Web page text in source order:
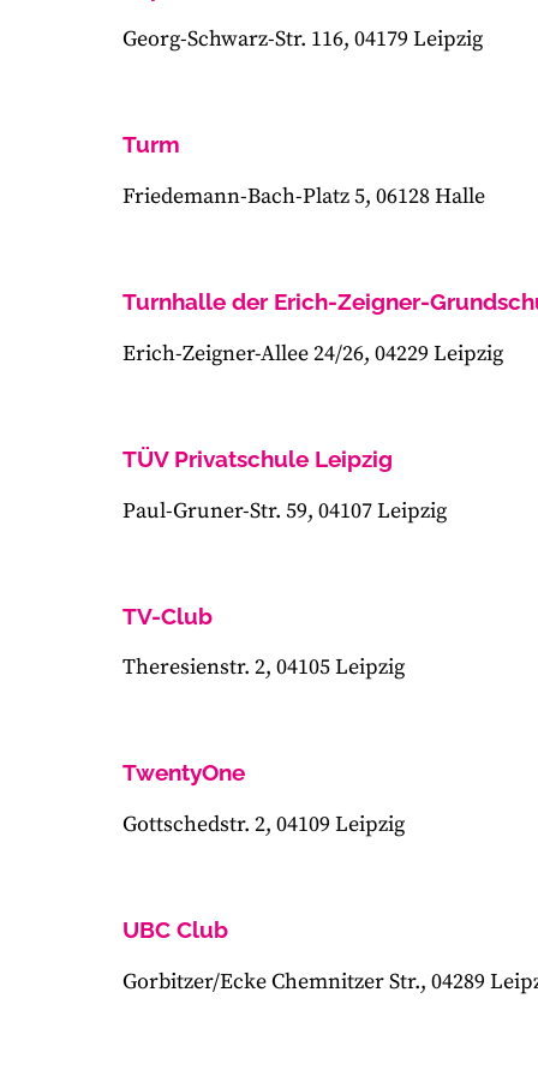
Georg-Schwarz-Str. 116, 04179 Leipzig
Turm
Friedemann-Bach-Platz 5, 06128 Halle
Turnhalle der Erich-Zeigner-
Erich-Zeigner-Allee 24/26, 04229 Leipzig
TÜV Privatschule Leipzig
Paul-Gruner-Str. 59, 04107 Leipzig
TV-Club
Theresienstr. 2, 04105 Leipzig
TwentyOne
Gottschedstr. 2, 04109 Leipzig
UBC Club
Gorbitzer/Ecke Chemnitzer Str., 04289